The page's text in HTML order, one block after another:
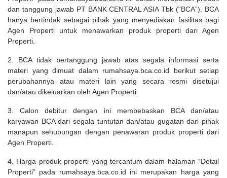
dan tanggung jawab PT BANK CENTRAL ASIA Tbk (“BCA”). BCA
hanya bertindak sebagai pihak yang menyediakan fasilitas bagi
Agen Properti untuk menawarkan produk properti dari Agen
Properti.
2. BCA tidak bertanggung jawab atas segala informasi serta
materi yang dimuat dalam rumahsaya.bca.co.id berikut setiap
perubahannya atau materi lain yang secara resmi disetujui
dan/atau dikeluarkan oleh Agen Properti.
3. Calon debitur dengan ini membebaskan BCA dan/atau
karyawan BCA dari segala tuntutan dan/atau gugatan dari pihak
manapun sehubungan dengan penawaran produk properti dari
Agen Properti.
4. Harga produk properti yang tercantum dalam halaman “Detail
Properti” pada rumahsaya.bca.co.id ini merupakan harga yang